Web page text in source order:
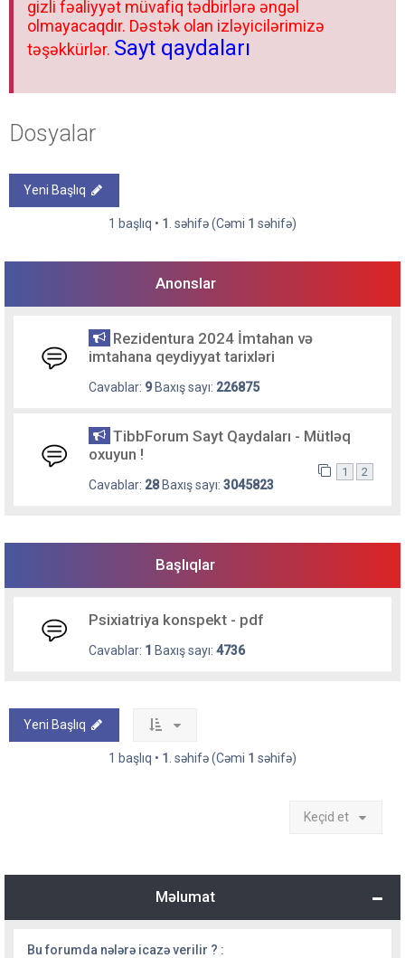
gizli fəaliyyət müvafiq tədbirlərə əngəl
olmayacaqdır. Dəstək olan izləyicilərimizə
təşəkkürlər. Sayt qaydaları
Dosyalar
Yeni Başlıq
1 başlıq • 1 . səhifə (Cəmi 1 səhifə)
Anonslar
Rezidentura 2024 İmtahan və
imtahana qeydiyyat tarixləri
Cavablar: 9Baxış sayı: 226875
TibbForum Sayt Qaydaları - Mütləq
oxuyun !
Cavablar: 28Baxış sayı: 3045823
1 2
Başlıqlar
Psixiatriya konspekt - pdf
Cavablar: 1 Baxış sayı: 4736
Yeni Başlıq
1 başlıq • 1 . səhifə (Cəmi 1 səhifə)
Keçid et
Məlumat
Bu forumda nələrə icazə verilir ? :